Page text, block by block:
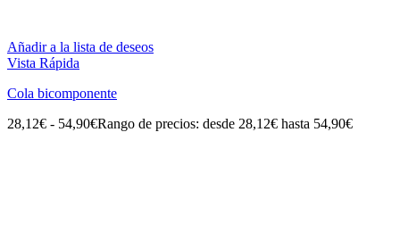
Añadir a la lista de deseos
Vista Rápida
Cola bicomponente
28,12€ - 54,90€Rango de precios: desde 28,12€ hasta 54,90€